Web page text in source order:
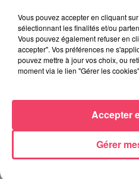
29 juillet 2026
Vous pouvez accepter en cliquant
sélectionnant les finalités et/ou
Vous pouvez également refuser en
accepter". Vos préférences ne
pouvez mettre à jour vos choix, ou
moment via le lien "Gérer les
Gérer
Accepter